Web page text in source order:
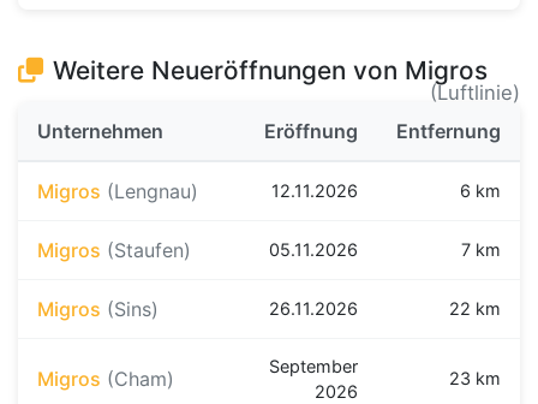
Weitere Neueröffnungen von Migros
(Luftlinie)
Unternehmen
Eröffnung Entfernung
Migros (Lengnau) 12.11.2026 6 km
Migros (Staufen) 05.11.2026 7 km
Migros (Sins) 26.11.2026 22 km
Migros (Cham)
September
2026
23 km